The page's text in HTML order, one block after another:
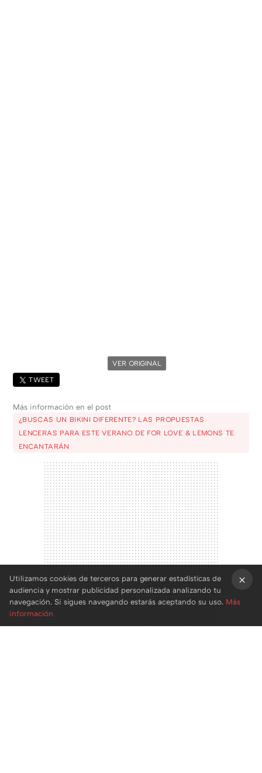
VER ORIGINAL
TWEET
Más información en el post
¿BUSCAS UN BIKINI DIFERENTE? LAS PROPUESTAS
LENCERAS PARA ESTE VERANO DE FOR LOVE & LEMONS TE
ENCANTARÁN
Utilizamos cookies de terceros para generar estadísticas de
audiencia y mostrar publicidad personalizada analizando tu
navegación. Si sigues navegando estarás aceptando su uso. Más
información